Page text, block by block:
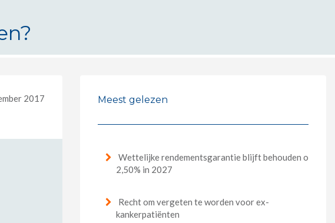
2017 Meest gelezen
Wettelijke rendementsgarantie blijft behouden op
2,50% in 2027
Recht om vergeten te worden voor ex-
kankerpatiënten